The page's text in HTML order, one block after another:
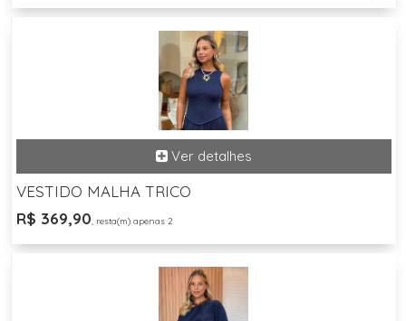
VESTIDO MALHA TRICO
R$ 369,90, resta(m) apenas 2